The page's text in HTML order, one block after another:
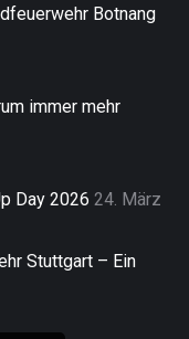
Botnang
immer mehr
Day 2026 24. März
Stuttgart – Ein